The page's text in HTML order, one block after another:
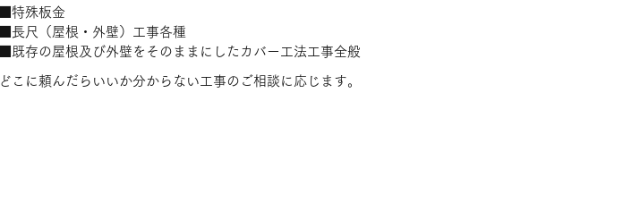
■特殊板金
■長尺（屋根・外壁）工事各種
■既存の屋根及び外壁をそのままにしたカバー工法工事全般
どこに頼んだらいいか分からない工事のご相談に応じます。